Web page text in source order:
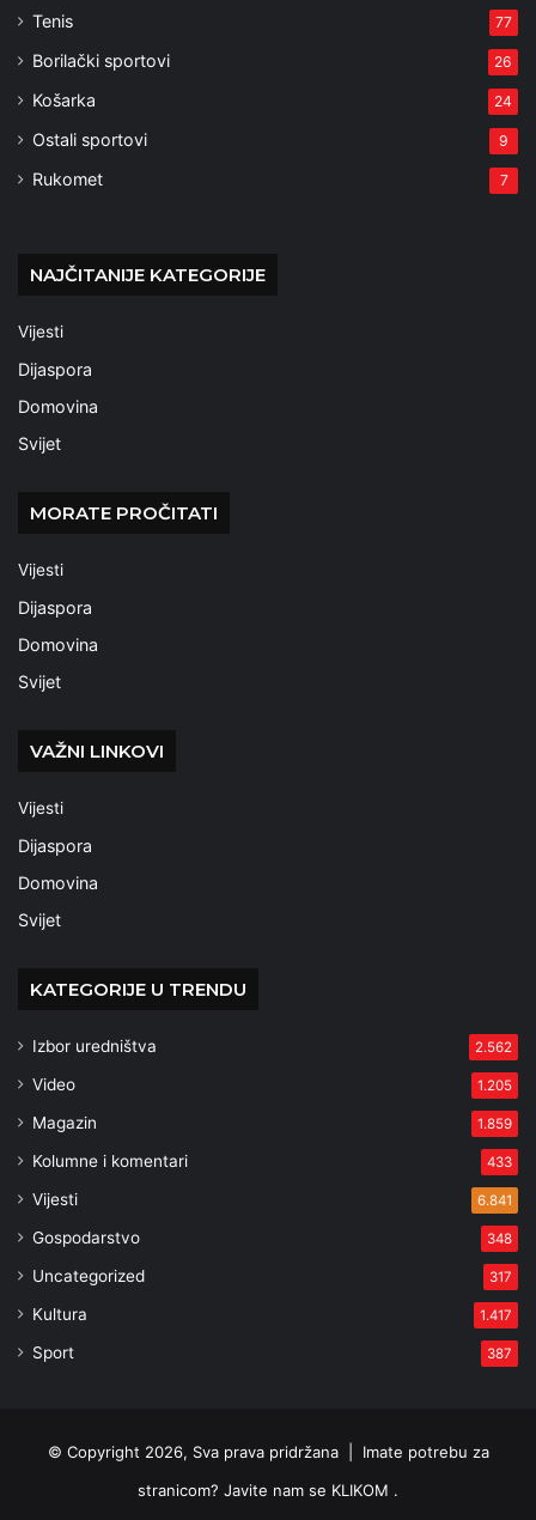
Tenis 77
Borilački sportovi 26
Košarka 24
Ostali sportovi 9
Rukomet 7
NAJČITANIJE KATEGORIJE
Vijesti
Dijaspora
Domovina
Svijet
MORATE PROČITATI
Vijesti
Dijaspora
Domovina
Svijet
VAŽNI LINKOVI
Vijesti
Dijaspora
Domovina
Svijet
KATEGORIJE U TRENDU
Izbor uredništva 2.562
Video 1.205
Magazin 1.859
Kolumne i komentari 433
Vijesti 6.841
Gospodarstvo 348
Uncategorized 317
Kultura 1.417
Sport 387
© Copyright 2026, Sva prava pridržana | Imate potrebu za
stranicom? Javite nam se KLIKOM .